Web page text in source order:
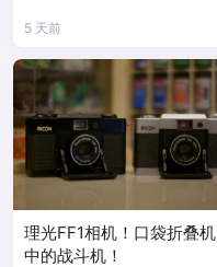
5 天前
理光FF1相机！口袋折叠机
中的战斗机！